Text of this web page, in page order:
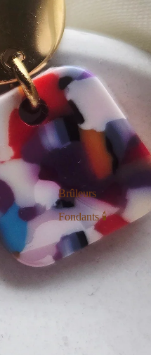
Brûleurs
Fondants 🕯️